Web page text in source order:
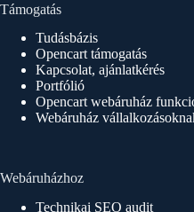
Támogatás
Tudásbázis
Opencart támogatás
Kapcsolat, ajánlatkérés
Portfólió
Opencart webáruház
Webáruház
Webáruházhoz
Technikai SEO audit